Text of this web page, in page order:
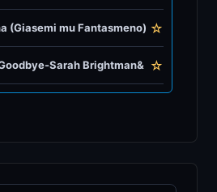
(Giasemi mu Fantasmeno) Imam Baildi
☆
Sarah Brightman& Andrea
☆